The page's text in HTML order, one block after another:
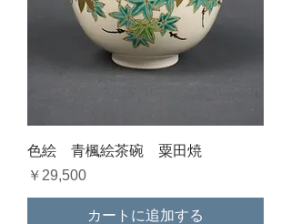
色絵 青楓絵茶碗 粟田焼
価格
￥29,500
カートに追加する